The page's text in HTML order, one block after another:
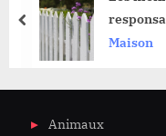
Maison
prev
Animaux